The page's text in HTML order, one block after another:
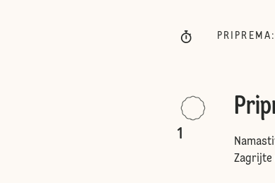
PRIPREMA :
1
Zagrijte